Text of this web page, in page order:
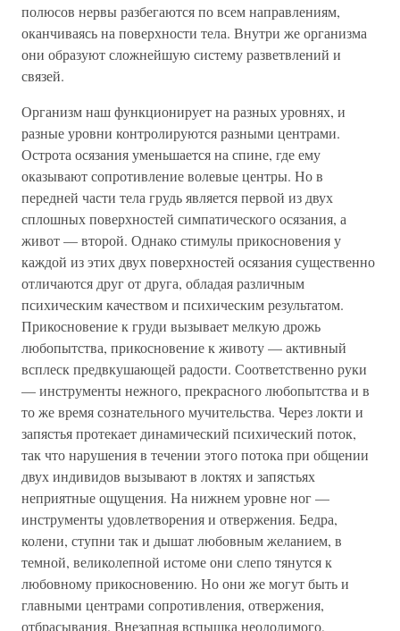
полюсов нервы разбегаются по всем направлениям,
оканчиваясь на поверхности тела. Внутри же организма
они образуют сложнейшую систему разветвлений и
связей.
Организм наш функционирует на разных уровнях, и
разные уровни контролируются разными центрами.
Острота осязания уменьшается на спине, где ему
оказывают сопротивление волевые центры. Но в
передней части тела грудь является первой из двух
сплошных поверхностей симпатического осязания, а
живот — второй. Однако стимулы прикосновения у
каждой из этих двух поверхностей осязания существенно
отличаются друг от друга, обладая различным
психическим качеством и психическим результатом.
Прикосновение к груди вызывает мелкую дрожь
любопытства, прикосновение к животу — активный
всплеск предвкушающей радости. Соответственно руки
— инструменты нежного, прекрасного любопытства и в
то же время сознательного мучительства. Через локти и
запястья протекает динамический психический поток,
так что нарушения в течении этого потока при общении
двух индивидов вызывают в локтях и запястьях
неприятные ощущения. На нижнем уровне ног —
инструменты удовлетворения и отвержения. Бедра,
колени, ступни так и дышат любовным желанием, в
темной, великолепной истоме они слепо тянутся к
любовному прикосновению. Но они же могут быть и
главными центрами сопротивления, отвержения,
отбрасывания. Внезапная вспышка неодолимого,